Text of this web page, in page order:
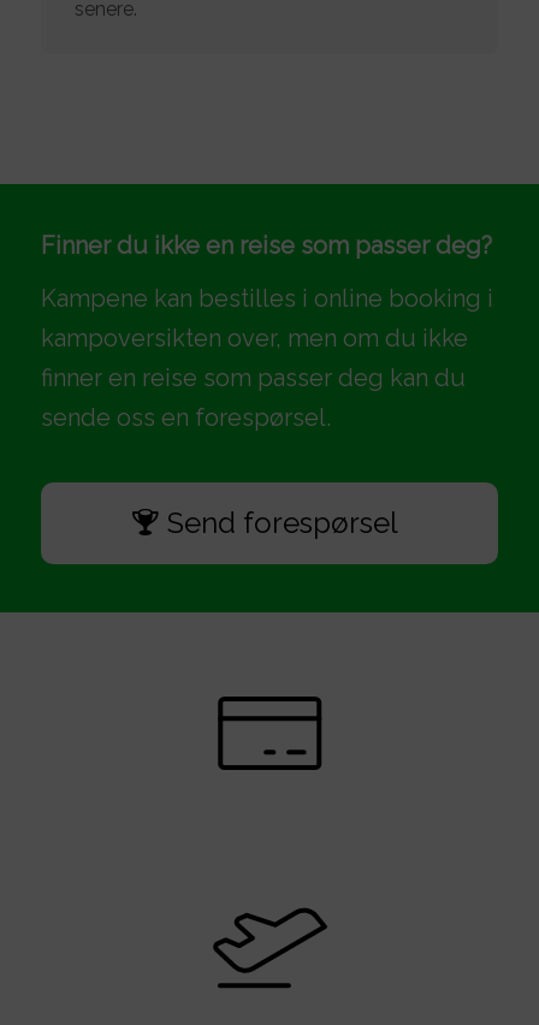
senere.
Finner du ikke en reise som passer deg?
Kampene kan bestilles i online booking i
kampoversikten over, men om du ikke
finner en reise som passer deg kan du
sende oss en forespørsel.
Send forespørsel